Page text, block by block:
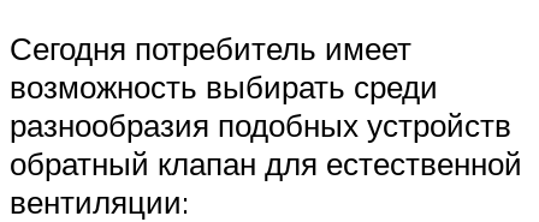
Сегодня потребитель имеет
возможность выбирать среди
разнообразия подобных устройств
обратный клапан для естественной
вентиляции: